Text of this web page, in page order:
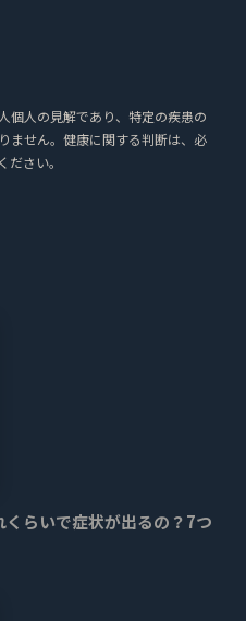
個人の見解であり、特定の疾患の
ません。健康に関する判断は、必
さい。
らいで症状が出るの？7つ